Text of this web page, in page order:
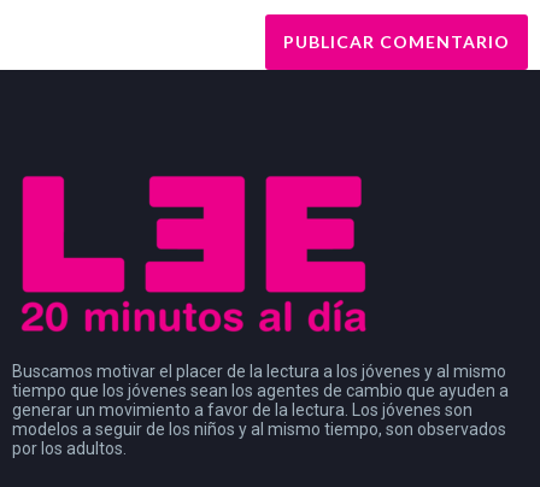
Buscamos motivar el placer de la lectura a los jóvenes y al mismo
tiempo que los jóvenes sean los agentes de cambio que ayuden a
generar un movimiento a favor de la lectura. Los jóvenes son
modelos a seguir de los niños y al mismo tiempo, son observados
por los adultos.